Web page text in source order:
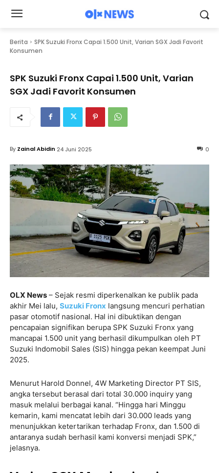
Berita
SPK Suzuki Fronx Capai 1.500 Unit, Varian SGX Jadi Favorit
Konsumen
SPK Suzuki Fronx Capai 1.500 Unit, Varian
SGX Jadi Favorit Konsumen
0
By Zainal Abidin 24 Juni 2025
OLX News – Sejak resmi diperkenalkan ke publik pada
akhir Mei lalu, Suzuki Fronx langsung mencuri perhatian
pasar otomotif nasional. Hal ini dibuktikan dengan
pencapaian signifikan berupa SPK Suzuki Fronx yang
mancapai 1.500 unit yang berhasil dikumpulkan oleh PT
Suzuki Indomobil Sales (SIS) hingga pekan keempat Juni
2025.
Menurut Harold Donnel, 4W Marketing Director PT SIS,
angka tersebut berasal dari total 30.000 inquiry yang
masuk melalui berbagai kanal. “Hingga hari Minggu
kemarin, kami mencatat lebih dari 30.000 leads yang
menunjukkan ketertarikan terhadap Fronx, dan 1.500 di
antaranya sudah berhasil kami konversi menjadi SPK,”
jelasnya.